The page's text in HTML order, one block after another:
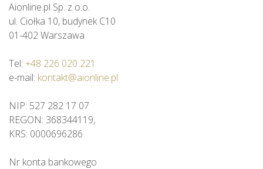
Aionline.pl Sp. z o.o.
ul. Ciołka 10, budynek C10
01-402 Warszawa
Tel: +48 226 020 221
e-mail: kontakt@aionline.pl
NIP: 527 282 17 07
REGON: 368344119,
KRS: 0000696286
Nr konta bankowego